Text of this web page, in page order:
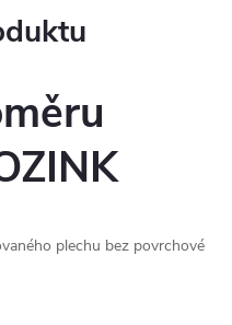
plechu bez povrchové